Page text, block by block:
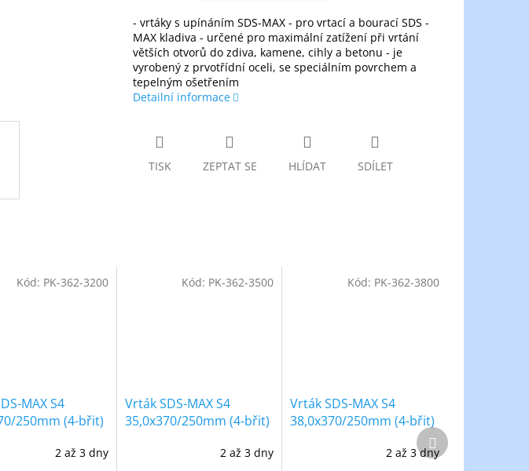
- vrtáky s upínáním SDS-MAX - pro vrtací a bourací SDS -
MAX kladiva - určené pro maximální zatížení při vrtání
větších otvorů do zdiva, kamene, cihly a betonu - je
vyrobený z prvotřídní oceli, se speciálním povrchem a
tepelným ošetřením
Detailní informace
TISK ZEPTAT SE HLÍDAT SDÍLET
MAX S4
250mm (4-břit)
2 až 3 dny
Kód: PK-362-3200
Vrták SDS-MAX S4
35,0x370/250mm (4-břit)
2 až 3 dny
Kód: PK-362-3500
Vrták SDS-MAX S4
38,0x370/250mm (4-břit)
2 až 3 dny
Kód: PK-362-3800
Další
produkt